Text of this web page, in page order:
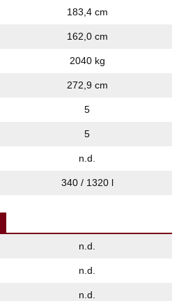
183,4 cm
162,0 cm
2040 kg
272,9 cm
5
5
n.d.
340 / 1320 l
n.d.
n.d.
n.d.